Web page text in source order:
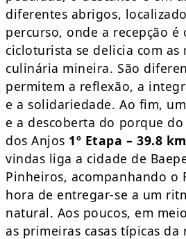
diferentes abrigos,
percurso, onde a recepção é
cicloturista se delicia com as
culinária mineira. São
permitem a reflexão, a
e a solidariedade. Ao fim,
e a descoberta do porque
dos Anjos 1º Etapa – 39.8 km
vindas liga a cidade de
Pinheiros, acompanhando o
hora de entregar-se a um
natural. Aos poucos, em
as primeiras casas típicas da